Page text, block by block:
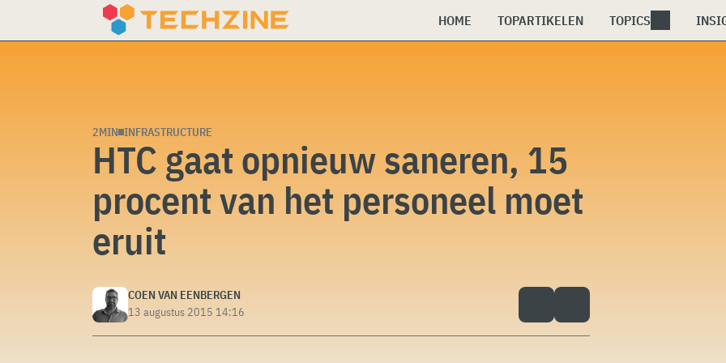
HOME TOPARTIKELEN TOPICS
2MIN INFRASTRUCTURE
HTC gaat opnieuw saneren, 15
procent van het personeel moet
eruit
COEN VAN EENBERGEN
13 augustus 2015 14:16